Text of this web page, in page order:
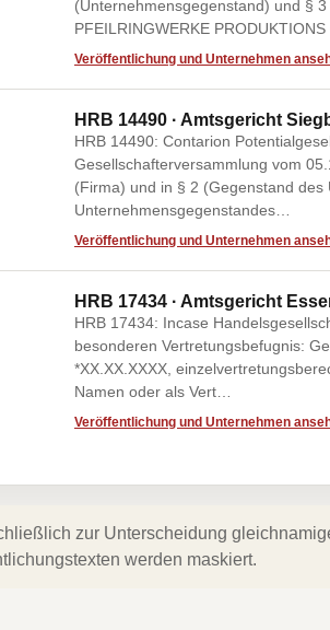
(Unternehmensgegenstand) und §
PFEILRINGWERKE PRODUKTIONS
Veröffentlichung und Unternehmen
HRB 14490 · Amtsgericht
HRB 14490: Contarion
Gesellschafterversammlung vom
(Firma) und in § 2 (Gegenstand
Unternehmensgegenstandes…
Veröffentlichung und Unternehmen
HRB 17434 · Amtsgericht
HRB 17434: Incase
besonderen Vertretungsbefugnis:
*XX.XX.XXXX,
Namen oder als Vert…
Veröffentlichung und Unternehmen
zur Unterscheidung
werden maskiert.